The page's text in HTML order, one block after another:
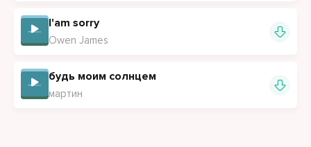
I'am sorry
Owen James
будь моим солнцем
мартин